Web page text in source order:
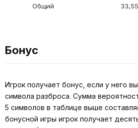
Общий
Бонус
Игрок получает бонус, если у него
символа разброса. Сумма
5 символов в таблице выше
бонусной игры игрок получает